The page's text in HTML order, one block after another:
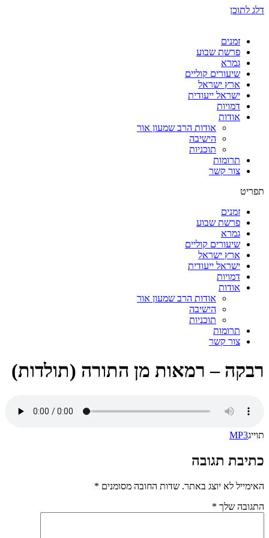
דלג לתוכן
זמנים
פרשת שבוע
גמרא
שיעורים קוליים
ארץ ישראל
ישראל ייעודית
דמויות
אודות
אודות הרב שמעון אור
הישיבה
תוכניות
תרומות
צור קשר
תפריט
זמנים
פרשת שבוע
גמרא
שיעורים קוליים
ארץ ישראל
ישראל ייעודית
דמויות
אודות
אודות הרב שמעון אור
הישיבה
תוכניות
תרומות
צור קשר
רבקה – רמאות מן התורה (תולדות)
תוייגMP3
כתיבת תגובה
האימייל לא יוצג באתר. שדות החובה מסומנים *
התגובה שלך *